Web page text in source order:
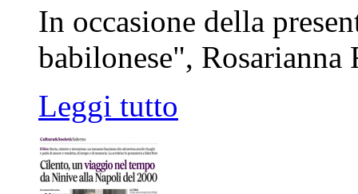
In occasione della
babilonese",
Leggi tutto